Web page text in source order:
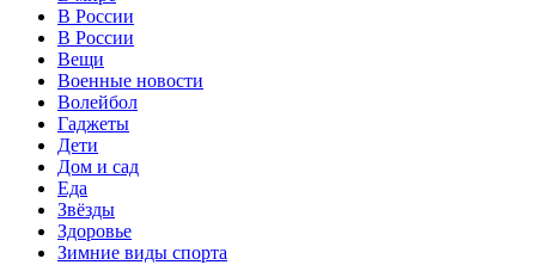
В России
В России
Вещи
Военные новости
Волейбол
Гаджеты
Дети
Дом и сад
Еда
Звёзды
Здоровье
Зимние виды спорта